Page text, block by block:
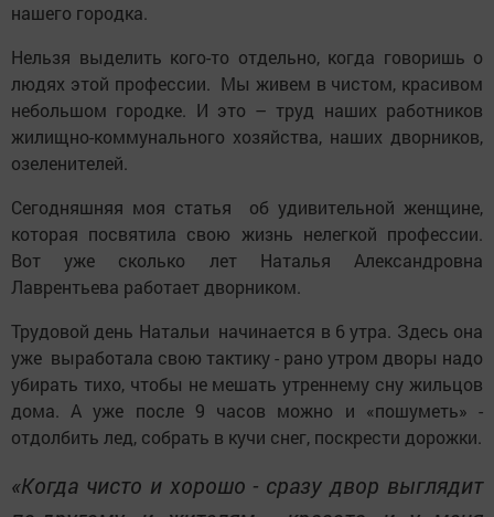
нашего городка.
Нельзя выделить кого-то отдельно, когда говоришь о
людях этой профессии. Мы живем в чистом, красивом
небольшом городке. И это – труд наших работников
жилищно-коммунального хозяйства, наших дворников,
озеленителей.
Сегодняшняя моя статья об удивительной женщине,
которая посвятила свою жизнь нелегкой профессии.
Вот уже сколько лет Наталья Александровна
Лаврентьева работает дворником.
Трудовой день Натальи начинается в 6 утра. Здесь она
уже выработала свою тактику - рано утром дворы надо
убирать тихо, чтобы не мешать утреннему сну жильцов
дома. А уже после 9 часов можно и «пошуметь» -
отдолбить лед, собрать в кучи снег, поскрести дорожки.
«Когда чисто и хорошо - сразу двор выглядит